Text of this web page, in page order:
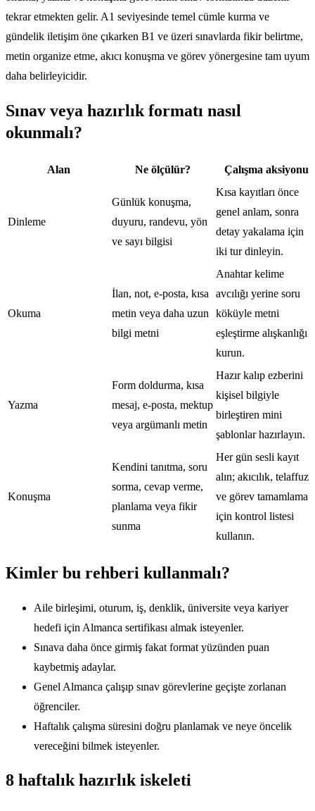
tekrar etmekten gelir. A1 seviyesinde temel cümle kurma ve
gündelik iletişim öne çıkarken B1 ve üzeri sınavlarda fikir belirtme,
metin organize etme, akıcı konuşma ve görev yönergesine tam uyum
daha belirleyicidir.
Sınav veya hazırlık formatı nasıl
okunmalı?
Alan Ne ölçülür? Çalışma aksiyonu
Dinleme
Günlük konuşma,
duyuru, randevu, yön
ve sayı bilgisi
Kısa kayıtları önce
genel anlam, sonra
detay yakalama için
iki tur dinleyin.
Okuma
İlan, not, e-posta, kısa
metin veya daha uzun
bilgi metni
Anahtar kelime
avcılığı yerine soru
köküyle metni
eşleştirme alışkanlığı
kurun.
Yazma
Form doldurma, kısa
mesaj, e-posta, mektup
veya argümanlı metin
Hazır kalıp ezberini
kişisel bilgiyle
birleştiren mini
şablonlar hazırlayın.
Konuşma
Kendini tanıtma, soru
sorma, cevap verme,
planlama veya fikir
sunma
Her gün sesli kayıt
alın; akıcılık, telaffuz
ve görev tamamlama
için kontrol listesi
kullanın.
Kimler bu rehberi kullanmalı?
Aile birleşimi, oturum, iş, denklik, üniversite veya kariyer
hedefi için Almanca sertifikası almak isteyenler.
Sınava daha önce girmiş fakat format yüzünden puan
kaybetmiş adaylar.
Genel Almanca çalışıp sınav görevlerine geçişte zorlanan
öğrenciler.
Haftalık çalışma süresini doğru planlamak ve neye öncelik
vereceğini bilmek isteyenler.
8 haftalık hazırlık iskeleti